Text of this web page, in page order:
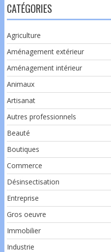
CATÉGORIES
Agriculture
Aménagement extérieur
Aménagement intérieur
Animaux
Artisanat
Autres professionnels
Beauté
Boutiques
Commerce
Désinsectisation
Entreprise
Gros oeuvre
Immobilier
Industrie